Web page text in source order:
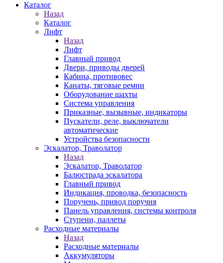
Каталог
Назад
Каталог
Лифт
Назад
Лифт
Главный привод
Двери, приводы дверей
Кабина, противовес
Канаты, тяговые ремни
Оборудование шахты
Система управления
Приказные, вызывные, индикаторы
Пускатели, реле, выключатели
автоматические
Устройства безопасности
Эскалатор, Траволатор
Назад
Эскалатор, Траволатор
Балюстрада эскалатора
Главный привод
Индикация, проводка, безопасность
Поручень, привод поручня
Панель управления, системы контроля
Ступени, паллеты
Расходные материалы
Назад
Расходные материалы
Аккумуляторы